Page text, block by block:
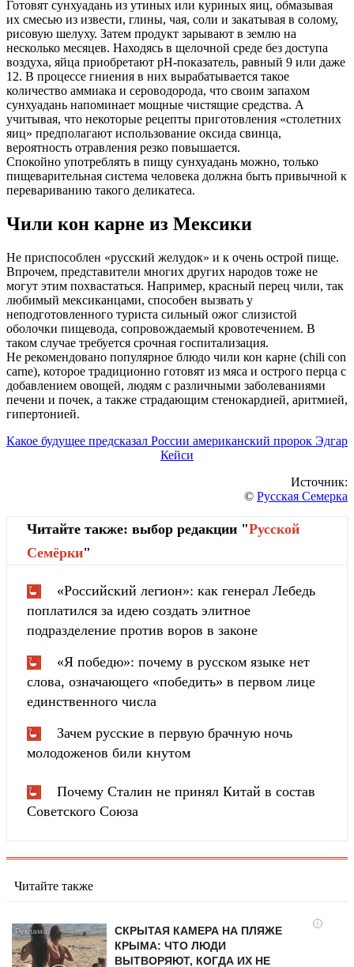
Готовят сунхуадань из утиных или куриных яиц, обмазывая
их смесью из извести, глины, чая, соли и закатывая в солому,
рисовую шелуху. Затем продукт зарывают в землю на
несколько месяцев. Находясь в щелочной среде без доступа
воздуха, яйца приобретают pH-показатель, равный 9 или даже
12. В процессе гниения в них вырабатывается такое
количество аммиака и сероводорода, что своим запахом
сунхуадань напоминает мощные чистящие средства. А
учитывая, что некоторые рецепты приготовления «столетних
яиц» предполагают использование оксида свинца,
вероятность отравления резко повышается.
Спокойно употреблять в пищу сунхуадань можно, только
пищеварительная система человека должна быть привычной к
перевариванию такого деликатеса.
Чили кон карне из Мексики
Не приспособлен «русский желудок» и к очень острой пище.
Впрочем, представители многих других народов тоже не
могут этим похвастаться. Например, красный перец чили, так
любимый мексиканцами, способен вызвать у
неподготовленного туриста сильный ожог слизистой
оболочки пищевода, сопровождаемый кровотечением. В
таком случае требуется срочная госпитализация.
Не рекомендовано популярное блюдо чили кон карне (chili con
carne), которое традиционно готовят из мяса и острого перца с
добавлением овощей, людям с различными заболеваниями
печени и почек, а также страдающим стенокардией, аритмией,
гипертонией.
Какое будущее предсказал России американский пророк Эдгар
Кейси
Источник:
© Русская Семерка
Читайте также: выбор редакции "Русской
Cемёрки"
«Российский легион»: как генерал Лебедь
поплатился за идею создать элитное
подразделение против воров в законе
«Я победю»: почему в русском языке нет
слова, означающего «победить» в первом лице
единственного числа
Зачем русские в первую брачную ночь
молодоженов били кнутом
Почему Сталин не принял Китай в состав
Советского Союза
Читайте также
i
СКРЫТАЯ КАМЕРА НА ПЛЯЖЕ
КРЫМА: ЧТО ЛЮДИ
ВЫТВОРЯЮТ, КОГДА ИХ НЕ